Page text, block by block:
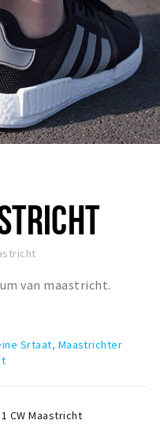
van maastricht.
Srtaat, Maastrichter
CW Maastricht